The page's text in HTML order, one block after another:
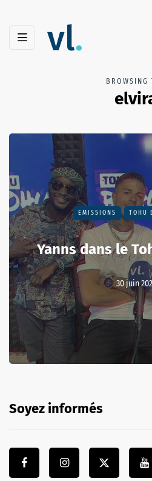
BROWSING
EMISSIONS TOHU
Yanns dans le
30 juin
Soyez informés